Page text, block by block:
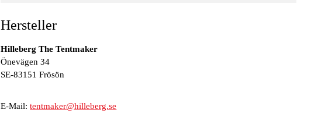
Hersteller
Hilleberg The Tentmaker
Önevägen 34
SE-83151 Frösön
E-Mail:tentmaker@hilleberg.se